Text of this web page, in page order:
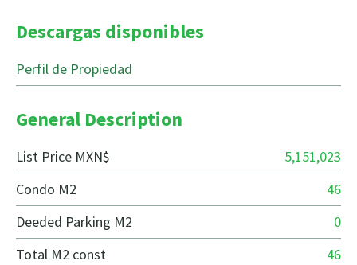
Descargas disponibles
Perfil de Propiedad
General Description
List Price MXN$
5,151,023
Condo M2
46
Deeded Parking M2
0
Total M2 const
46